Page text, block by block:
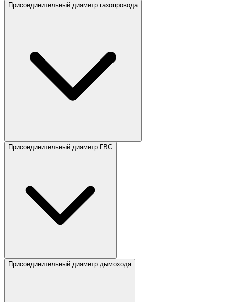
Присоединительный диаметр газопровода
Присоединительный диаметр ГВС
Присоединительный диаметр дымохода